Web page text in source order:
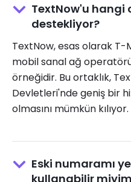
TextNow'u hangi
destekliyor?
TextNow, esas olarak T-
mobil sanal ağ
örneğidir. Bu ortaklık,
Devletleri'nde geniş bir
olmasını mümkün kılıyor.
Eski numaramı
kullanabilir